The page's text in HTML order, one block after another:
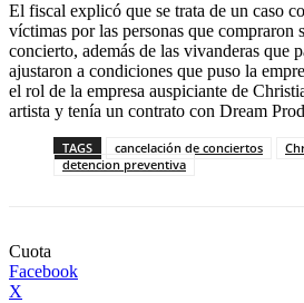
El fiscal explicó que se trata de un caso
víctimas por las personas que compraron
concierto, además de las vivanderas que
ajustaron a condiciones que puso la
el rol de la empresa auspiciante de
artista y tenía un contrato con Dream
TAGS cancelación de conciertos
detencion preventiva
Cuota
Facebook
X